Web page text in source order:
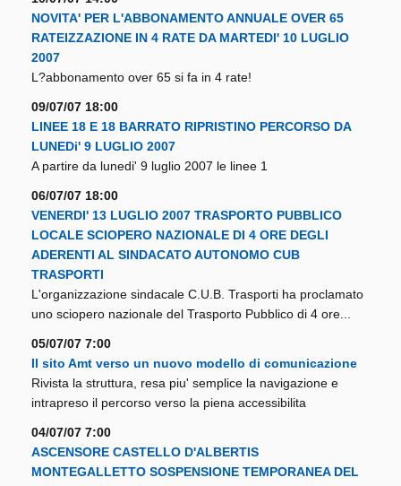
NOVITA' PER L'ABBONAMENTO ANNUALE OVER 65
RATEIZZAZIONE IN 4 RATE DA MARTEDI' 10 LUGLIO
2007
L?abbonamento over 65 si fa in 4 rate!
09/07/07 18:00
LINEE 18 E 18 BARRATO RIPRISTINO PERCORSO DA
LUNEDi' 9 LUGLIO 2007
A partire da lunedi' 9 luglio 2007 le linee 1
06/07/07 18:00
VENERDI' 13 LUGLIO 2007 TRASPORTO PUBBLICO
LOCALE SCIOPERO NAZIONALE DI 4 ORE DEGLI
ADERENTI AL SINDACATO AUTONOMO CUB
TRASPORTI
L'organizzazione sindacale C.U.B. Trasporti ha proclamato
uno sciopero nazionale del Trasporto Pubblico di 4 ore...
05/07/07 7:00
Il sito Amt verso un nuovo modello di comunicazione
Rivista la struttura, resa piu' semplice la navigazione e
intrapreso il percorso verso la piena accessibilita
04/07/07 7:00
ASCENSORE CASTELLO D'ALBERTIS
MONTEGALLETTO SOSPENSIONE TEMPORANEA DEL